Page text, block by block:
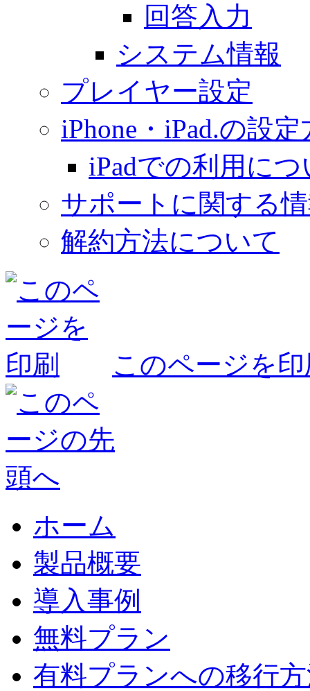
回答入力
システム情報
プレイヤー設定
iPhone・iPad.の設
iPadでの利用に
サポートに関する
解約方法について
このページを
ホーム
製品概要
導入事例
無料プラン
有料プランへの移行